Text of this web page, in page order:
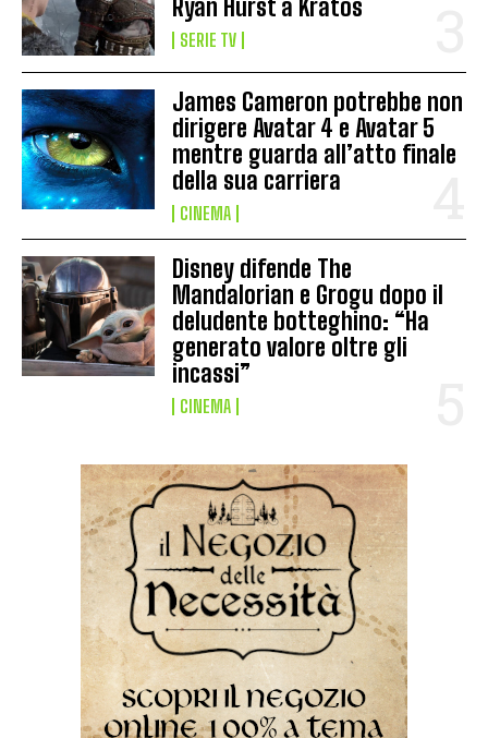
Ryan Hurst a Kratos
SERIE TV
James Cameron potrebbe non
dirigere Avatar 4 e Avatar 5
mentre guarda all’atto finale
della sua carriera
CINEMA
Disney difende The
Mandalorian e Grogu dopo il
deludente botteghino: “Ha
generato valore oltre gli
incassi”
CINEMA